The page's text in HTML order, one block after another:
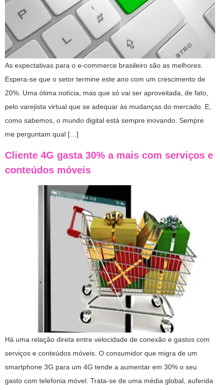
As expectativas para o e-commerce brasileiro são as melhores.
Espera-se que o setor termine este ano com um crescimento de
20%. Uma ótima notícia, mas que só vai ser aproveitada, de fato,
pelo varejista virtual que se adequar às mudanças do mercado. E,
como sabemos, o mundo digital está sempre inovando. Sempre
me perguntam qual […]
Cliente 4G gasta 30% a mais com serviços e
conteúdos móveis
Há uma relação direta entre velocidade de conexão e gastos com
serviços e conteúdos móveis. O consumidor que migra de um
smartphone 3G para um 4G tende a aumentar em 30% o seu
gasto com telefonia móvel. Trata-se de uma média global, auferida